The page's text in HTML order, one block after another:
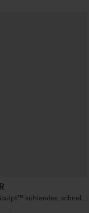
kühlendes, schnell
Cami-Top mit